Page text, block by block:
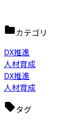
カテゴリ
DX推進
人材育成
DX推進
人材育成
タグ